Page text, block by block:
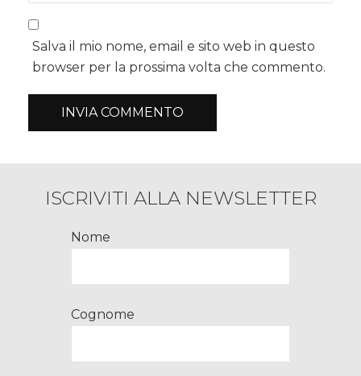
Salva il mio nome, email e sito web in questo
browser per la prossima volta che commento.
ISCRIVITI ALLA NEWSLETTER
Nome
Cognome